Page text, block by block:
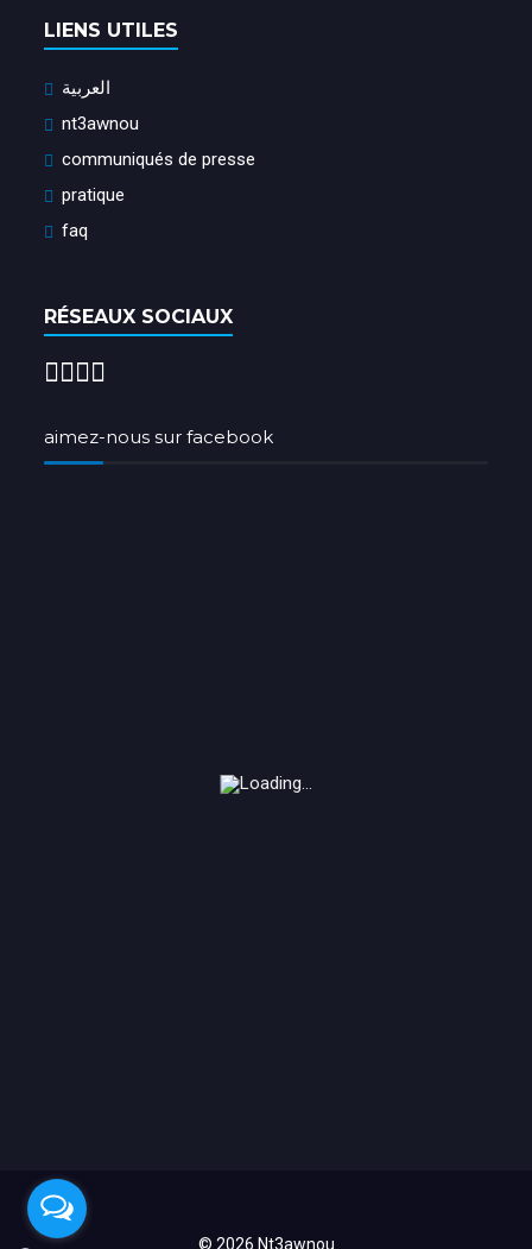
LIENS UTILES
العربية
nt3awnou
communiqués de presse
pratique
faq
RÉSEAUX SOCIAUX
aimez-nous sur facebook
© 2026 Nt3awnou